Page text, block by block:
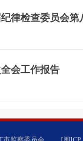
律检查委员会第
会工作报告